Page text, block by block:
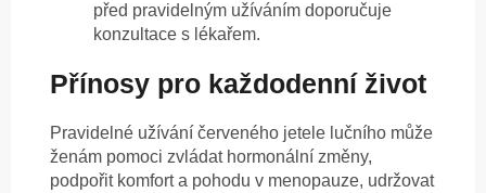
před pravidelným užíváním doporučuje
konzultace s lékařem.
Přínosy pro každodenní život
Pravidelné užívání červeného jetele lučního může
ženám pomoci zvládat hormonální změny,
podpořit komfort a pohodu v menopauze, udržovat